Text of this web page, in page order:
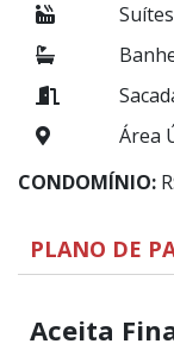
Suítes
Área
CONDOMÍNIO:
PLANO DE
Aceita